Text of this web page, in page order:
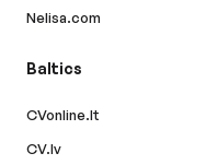
Nelisa.com
Baltics
CVonline.lt
CV.lv